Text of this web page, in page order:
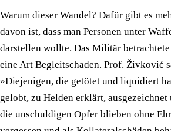
Warum dieser Wandel? Dafür gibt es
davon ist, dass man Personen unter
darstellen wollte. Das Militär
eine Art Begleitschaden. Prof. Živković
»Diejenigen, die getötet und liquidiert
gelobt, zu Helden erklärt, ausgezeichnet
die unschuldigen Opfer blieben ohne